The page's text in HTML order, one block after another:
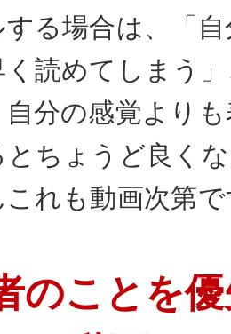
る場合は、「
読めてしまう
自分の感覚より
とちょうど良く
これも動画次第
のことを